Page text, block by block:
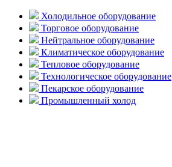
Холодильное оборудование
Торговое оборудование
Нейтральное оборудование
Климатическое оборудование
Тепловое оборудование
Технологическое оборудование
Пекарское оборудование
Промышленный холод